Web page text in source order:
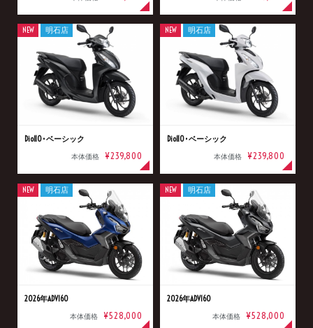
Dio110･ベーシック
本体価格 ¥239,800
NEW 明石店
Dio110･ベーシック
本体価格 ¥239,800
NEW 明石店
2026年ADV160
本体価格 ¥528,000
NEW 明石店
2026年ADV160
本体価格 ¥528,000
NEW 明石店